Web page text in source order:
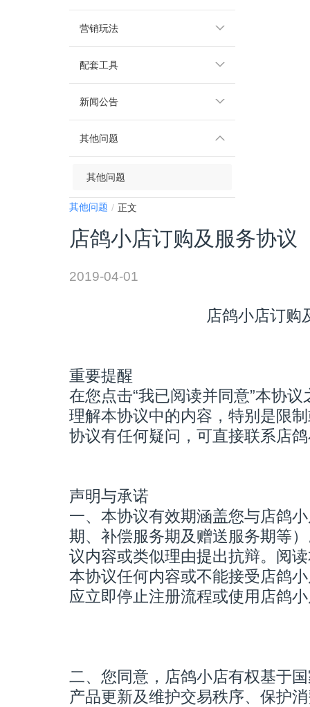
营销玩法
配套工具
新闻公告
其他问题
其他问题
其他问题 正文
店鸽小店订购及服务协议
2019-04-01
店鸽小店订购
重要提醒
在您点击“我已阅读并同意”本协
理解本协议中的内容，特别是限
协议有任何疑问，可直接联系店
声明与承诺
一、本协议有效期涵盖您与店鸽
期、补偿服务期及赠送服务期等
议内容或类似理由提出抗辩。阅
本协议任何内容或不能接受店鸽
应立即停止注册流程或使用店鸽
二、您同意，店鸽小店有权基于
产品更新及维护交易秩序、保护